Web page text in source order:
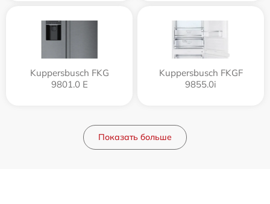
Kuppersbusch FKG
9801.0 E
Kuppersbusch FKGF
9855.0i
Показать больше